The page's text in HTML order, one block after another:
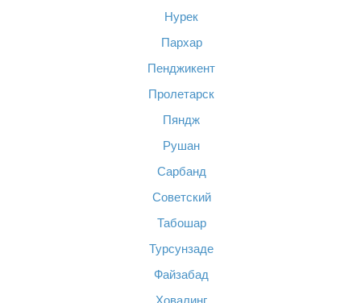
Нурек
Пархар
Пенджикент
Пролетарск
Пяндж
Рушан
Сарбанд
Советский
Табошар
Турсунзаде
Файзабад
Ховалинг